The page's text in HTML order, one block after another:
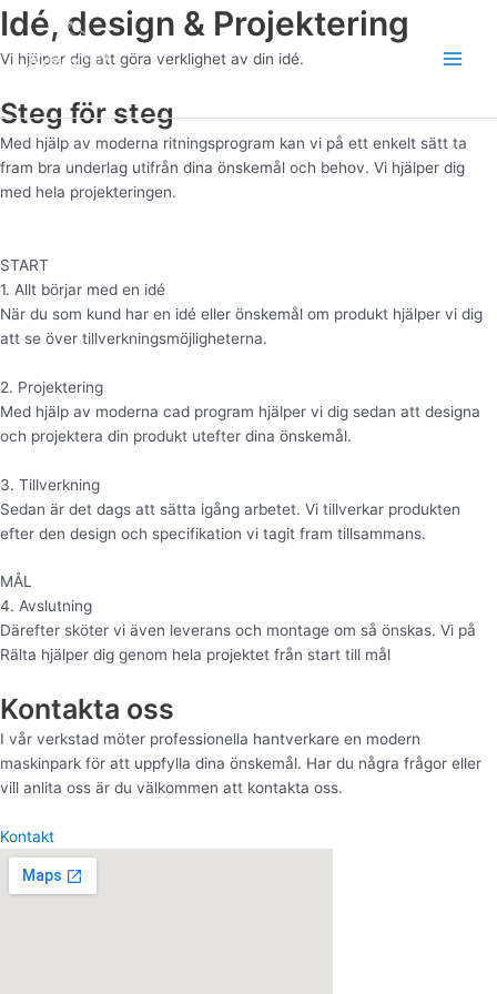
Hoppa
till
innehåll
Idé, design & Projektering
Vi hjälper dig att göra verklighet av din idé.
Steg för steg
Med hjälp av moderna ritningsprogram kan vi på ett enkelt sätt ta
fram bra underlag utifrån dina önskemål och behov. Vi hjälper dig
med hela projekteringen.
START
1. Allt börjar med en idé
När du som kund har en idé eller önskemål om produkt hjälper vi dig
att se över tillverkningsmöjligheterna.
2. Projektering
Med hjälp av moderna cad program hjälper vi dig sedan att designa
och projektera din produkt utefter dina önskemål.
3. Tillverkning
Sedan är det dags att sätta igång arbetet. Vi tillverkar produkten
efter den design och specifikation vi tagit fram tillsammans.
MÅL
4. Avslutning
Därefter sköter vi även leverans och montage om så önskas. Vi på
Rälta hjälper dig genom hela projektet från start till mål
Kontakta oss
I vår verkstad möter professionella hantverkare en modern
maskinpark för att uppfylla dina önskemål. Har du några frågor eller
vill anlita oss är du välkommen att kontakta oss.
Kontakt